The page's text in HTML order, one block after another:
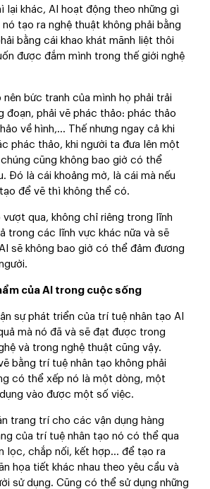
lại khác, AI hoạt động theo những gì
tạo ra nghệ thuật không phải bằng
bằng cái khao khát mãnh liệt thôi
được đắm mình trong thế giới nghệ
nên bức tranh của mình họ phải trải
đoạn, phải vẽ phác thảo: phác thảo
về hình,... Thế nhưng ngay cả khi
phác thảo, khi người ta đưa lên một
cũng không bao giờ có thể
Đó là cái khoảng mờ, là cái mà nếu
để vẽ thì không thể có.
vượt qua, không chỉ riêng trong lĩnh
trong các lĩnh vực khác nữa và sẽ
sẽ không bao giờ có thể đảm đương
của AI trong cuộc sống
sự phát triển của trí tuệ nhân tạo AI
mà nó đã và sẽ đạt được trong
và trong nghệ thuật cũng vậy.
bằng trí tuệ nhân tạo không phải
có thể xếp nó là một dòng, một
vào được một số việc.
trang trí cho các vận dụng hàng
của trí tuệ nhân tạo nó có thể qua
lọc, chắp nối, kết hợp… để tạo ra
họa tiết khác nhau theo yêu cầu và
sử dụng. Cũng có thể sử dụng những